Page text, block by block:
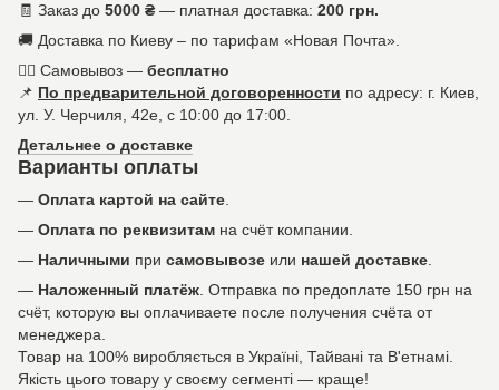
🧾 Заказ до 5000 ₴ — платная доставка: 200 грн.
🚚 Доставка по Киеву – по тарифам «Новая Почта».
🚶‍♀️ Самовывоз — бесплатно
📌 По предварительной договоренности по адресу: г. Киев,
ул. У. Черчиля, 42е, с 10:00 до 17:00.
Детальнее о доставке
Варианты оплаты
— Оплата картой на сайте.
— Оплата по реквизитам на счёт компании.
— Наличными при самовывозе или нашей доставке.
— Наложенный платёж. Отправка по предоплате 150 грн на
счёт, которую вы оплачиваете после получения счёта от
менеджера.
Товар на 100% виробляється в Україні, Тайвані та В'етнамі.
Якість цього товару у своєму сегменті — краще!